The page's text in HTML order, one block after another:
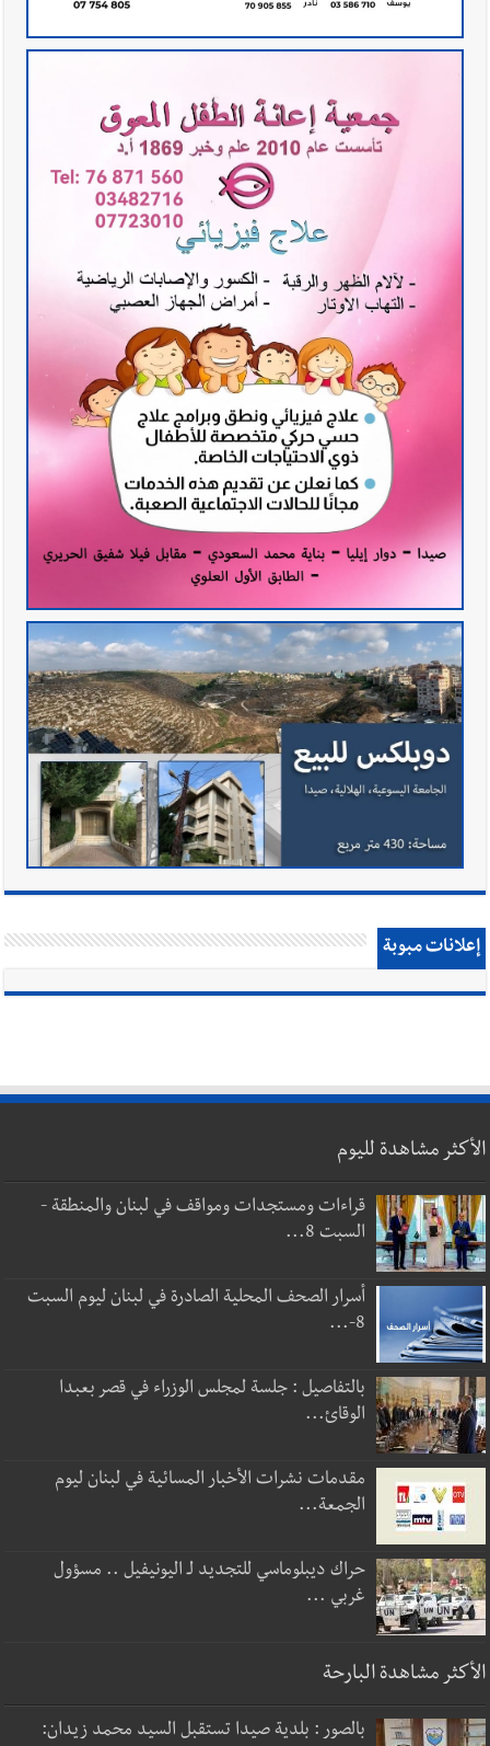
إعلانات مبوبة
الأكثر مشاهدة لليوم
قراءات ومستجدات ومواقف في لبنان والمنطقة -
السبت 8...
أسرار الصحف المحلية الصادرة في لبنان ليوم السبت
8-...
بالتفاصيل : جلسة لمجلس الوزراء في قصر بعبدا
الوقائ...
مقدمات نشرات الأخبار المسائية في لبنان ليوم
الجمعة...
حراك ديبلوماسي للتجديد لـ اليونيفيل .. مسؤول
غربي ...
الأكثر مشاهدة البارحة
بالصور : بلدية صيدا تستقبل السيد محمد زيدان: